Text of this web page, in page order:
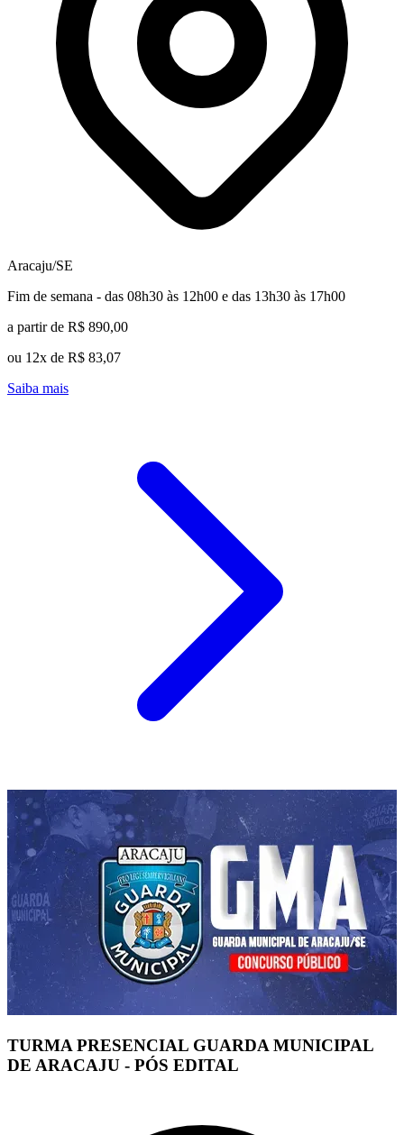
Aracaju/SE
Fim de semana - das 08h30 às 12h00 e das 13h30 às 17h00
a partir de R$ 890,00
ou 12x de R$ 83,07
Saiba mais
TURMA PRESENCIAL GUARDA MUNICIPAL
DE ARACAJU - PÓS EDITAL